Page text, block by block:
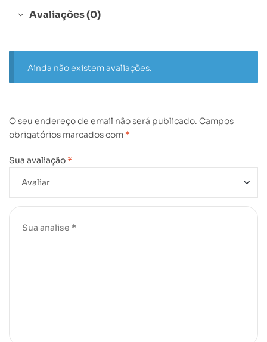
Avaliações (0)
Ainda não existem avaliações.
O seu endereço de email não será publicado. Campos
obrigatórios marcados com *
Sua avaliação *